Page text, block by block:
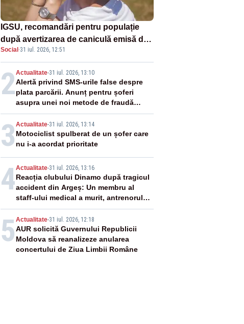
IGSU, recomandări pentru populație
după avertizarea de caniculă emisă de
meteorologi
Social ·31 iul. 2026, 12:51
2Actualitate-31 iul. 2026, 13:10
Alertă privind SMS-urile false despre
plata parcării. Anunț pentru șoferi
asupra unei noi metode de fraudă
online
3 Actualitate-31 iul. 2026, 13:14
Motociclist spulberat de un șofer care
nu i-a acordat prioritate
4Actualitate-31 iul. 2026, 13:16
Reacția clubului Dinamo după tragicul
accident din Argeș: Un membru al
staff-ului medical a murit, antrenorul
Adrian Ropotan este în spital
5 Actualitate-31 iul. 2026, 12:18
AUR solicită Guvernului Republicii
Moldova să reanalizeze anularea
concertului de Ziua Limbii Române